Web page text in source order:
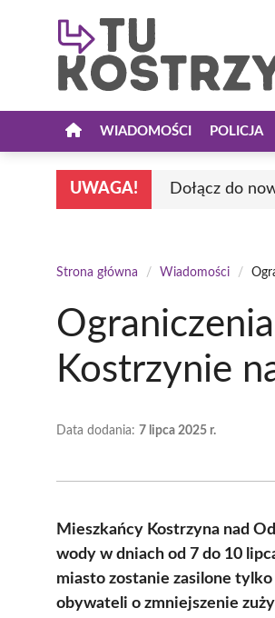
WIADOMOŚCI POLICJA
UWAGA! Dołącz do
Strona główna / Wiadomości /
Kostrzynie
Data dodania: 7 lipca 2025 r.
Mieszkańcy Kostrzyna nad
wody w dniach od 7 do 10
miasto zostanie zasilone
obywateli o zmniejszenie